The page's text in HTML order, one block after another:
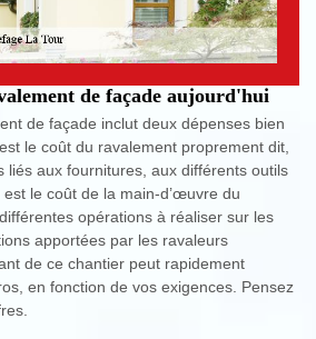
de façade aujourd'hui
de façade inclut deux dépenses bien
le coût du ravalement proprement dit,
liés aux fournitures, aux différents outils
le coût de la main-d’œuvre du
opérations à réaliser sur les
apportées par les ravaleurs
de ce chantier peut rapidement
en fonction de vos exigences. Pensez